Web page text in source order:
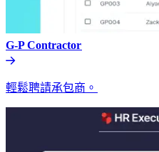
G-P Contractor​​
輕鬆聘請承包商。​​